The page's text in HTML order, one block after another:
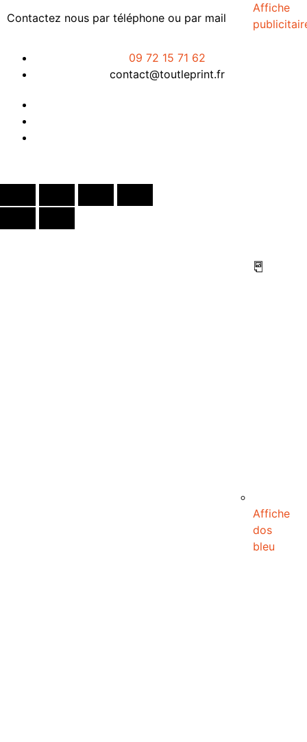
Affiche
Affiche
dos
bleu
Contactez nous par téléphone ou par mail
09 72 15 71 62
contact@toutleprint.fr